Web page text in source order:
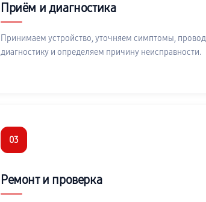
Приём и диагностика
Принимаем устройство, уточняем симптомы,
диагностику и определяем причину неисправности.
03
Ремонт и проверка